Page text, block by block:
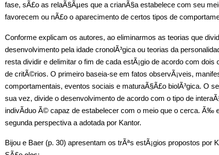
fase, sÃ£o as relaÃ§Ãµes que a crianÃ§a estabelece com seu
favorecem ou nÃ£o o aparecimento de certos tipos de
Conforme explicam os autores, ao eliminarmos as teorias que
desenvolvimento pela idade cronolÃ³gica ou teorias da
resta dividir e delimitar o fim de cada estÃ¡gio de acordo com dois
de critÃ©rios. O primeiro baseia-se em fatos observÃ¡veis,
comportamentais, eventos sociais e maturaÃ§Ã£o biolÃ³gica. O
sua vez, divide o desenvolvimento de acordo com o tipo de
indivÃ­duo Ã© capaz de estabelecer com o meio que o cerca. Ã‰
segunda perspectiva a adotada por Kantor.
Bijou e Baer (p. 30) apresentam os trÃªs estÃ¡gios propostos por